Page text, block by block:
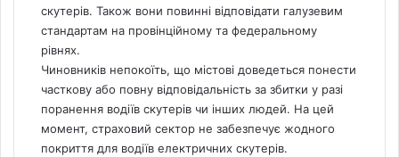
скутерів. Також вони повинні відповідати галузевим
стандартам на провінційному та федеральному
рівнях.
Чиновників непокоїть, що містові доведеться понести
часткову або повну відповідальність за збитки у разі
поранення водіїв скутерів чи інших людей. На цей
момент, страховий сектор не забезпечує жодного
покриття для водіїв електричних скутерів.